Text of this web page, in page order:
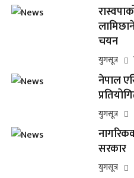
चयन
युगसूत्र
नेपाल
युगसूत्र
सरकार
युगसूत्र